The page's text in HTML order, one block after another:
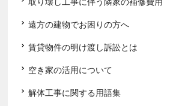
遠方の建物でお困りの方へ
賃貸物件の明け渡し訴訟とは
空き家の活用について
解体工事に関する用語集